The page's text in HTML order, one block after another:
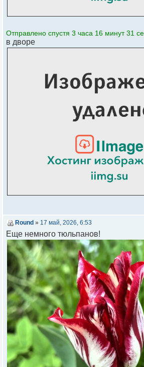
Отправлено спустя 3 часа 16 минут 31
в дворе
Round » 17 май, 2026, 6:53
Еще немного тюльпанов!